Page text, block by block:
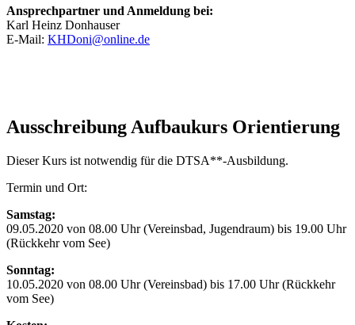
Ansprechpartner und Anmeldung bei:
Karl Heinz Donhauser
E-Mail: KHDoni@online.de
Ausschreibung Aufbaukurs Orientierung
Dieser Kurs ist notwendig für die DTSA**-Ausbildung.
Termin und Ort:
Samstag:
09.05.2020 von 08.00 Uhr (Vereinsbad, Jugendraum) bis 19.00 Uhr
(Rückkehr vom See)
Sonntag:
10.05.2020 von 08.00 Uhr (Vereinsbad) bis 17.00 Uhr (Rückkehr
vom See)